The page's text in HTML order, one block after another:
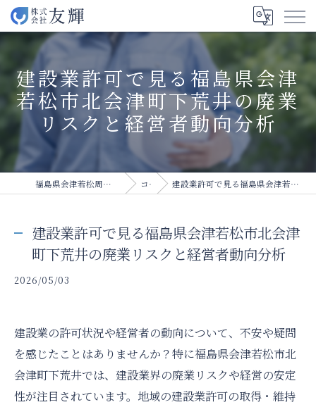
建設業許可で見る福島県会津
若松市北会津町下荒井の廃業
リスクと経営者動向分析
福島県会津若松周辺の建設業の求人なら株式会社友輝 コラム 建設業許可で見る福島県会津若松市北会津町下荒井の廃業リスクと経営者動向分析
建設業許可で見る福島県会津若松市北会津
町下荒井の廃業リスクと経営者動向分析
2026/05/03
建設業の許可状況や経営者の動向について、不安や疑問
を感じたことはありませんか？特に福島県会津若松市北
会津町下荒井では、建設業界の廃業リスクや経営の安定
性が注目されています。地域の建設業許可の取得・維持